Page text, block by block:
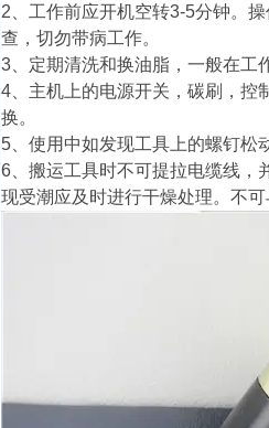
2、工作前应开机空转3-5分钟。
查，切勿带病工作。
3、定期清洗和换油脂，一般在工
4、主机上的电源开关，碳刷，控
换。
5、使用中如发现工具上的螺钉松
6、搬运工具时不可提拉电缆线，
现受潮应及时进行干燥处理。不